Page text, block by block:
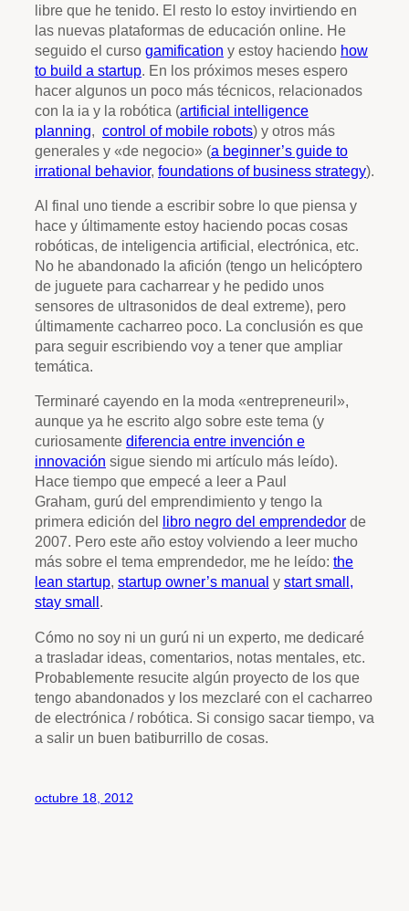
libre que he tenido. El resto lo estoy invirtiendo en
las nuevas plataformas de educación online. He
seguido el curso gamification y estoy haciendo how
to build a startup. En los próximos meses espero
hacer algunos un poco más técnicos, relacionados
con la ia y la robótica (artificial intelligence
planning, control of mobile robots) y otros más
generales y «de negocio» (a beginner’s guide to
irrational behavior, foundations of business strategy).
Al final uno tiende a escribir sobre lo que piensa y
hace y últimamente estoy haciendo pocas cosas
robóticas, de inteligencia artificial, electrónica, etc.
No he abandonado la afición (tengo un helicóptero
de juguete para cacharrear y he pedido unos
sensores de ultrasonidos de deal extreme), pero
últimamente cacharreo poco. La conclusión es que
para seguir escribiendo voy a tener que ampliar
temática.
Terminaré cayendo en la moda «entrepreneuril»,
aunque ya he escrito algo sobre este tema (y
curiosamente diferencia entre invención e
innovación sigue siendo mi artículo más leído).
Hace tiempo que empecé a leer a Paul
Graham, gurú del emprendimiento y tengo la
primera edición del
libro negro del emprendedor de
2007. Pero este año estoy volviendo a leer mucho
más sobre el tema emprendedor, me he leído: the
lean startup, startup owner’s manual y start small,
stay small .
Cómo no soy ni un gurú ni un experto, me dedicaré
a trasladar ideas, comentarios, notas mentales, etc.
Probablemente resucite algún proyecto de los que
tengo abandonados y los mezclaré con el cacharreo
de electrónica / robótica. Si consigo sacar tiempo, va
a salir un buen batiburrillo de cosas.
octubre 18, 2012